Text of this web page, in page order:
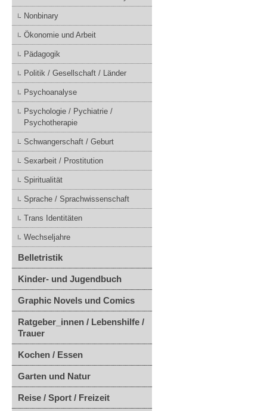
Nonbinary
Ökonomie und Arbeit
Pädagogik
Politik / Gesellschaft / Länder
Psychoanalyse
Psychologie / Pychiatrie /
Psychotherapie
Schwangerschaft / Geburt
Sexarbeit / Prostitution
Spiritualität
Sprache / Sprachwissenschaft
Trans Identitäten
Wechseljahre
Belletristik
Kinder- und Jugendbuch
Graphic Novels und Comics
Ratgeber_innen / Lebenshilfe /
Trauer
Kochen / Essen
Garten und Natur
Reise / Sport / Freizeit